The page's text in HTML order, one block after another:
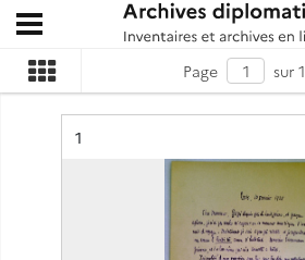
Archives diplomatiques
Ouvrir le menu déroulant
Page sur 1
Résultat n°
1